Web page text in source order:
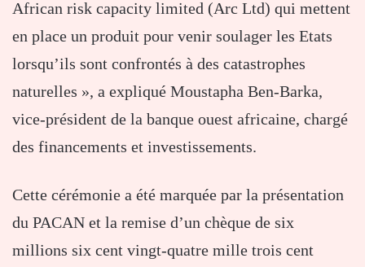
African risk capacity limited (Arc Ltd) qui mettent
en place un produit pour venir soulager les Etats
lorsqu’ils sont confrontés à des catastrophes
naturelles », a expliqué Moustapha Ben-Barka,
vice-président de la banque ouest africaine, chargé
des financements et investissements.
Cette cérémonie a été marquée par la présentation
du PACAN et la remise d’un chèque de six
millions six cent vingt-quatre mille trois cent